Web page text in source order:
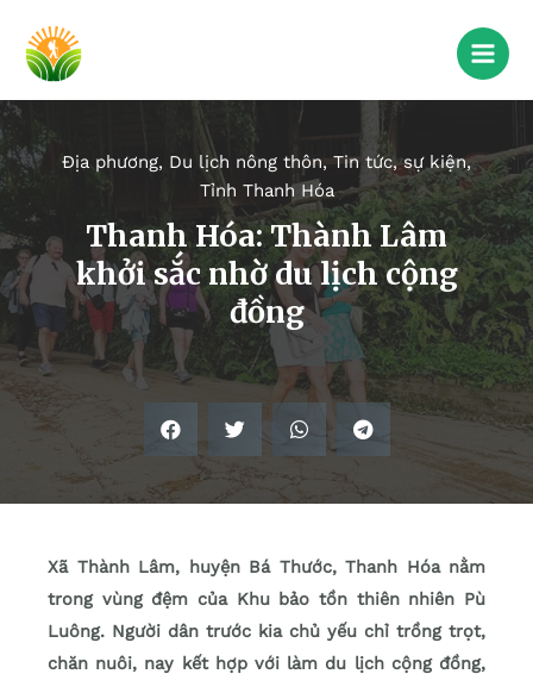
Địa phương, Du lịch nông thôn, Tin tức, sự kiện,
Tỉnh Thanh Hóa
Thanh Hóa: Thành Lâm
khởi sắc nhờ du lịch cộng
đồng
Xã Thành Lâm, huyện Bá Thước, Thanh Hóa nằm
trong vùng đệm của Khu bảo tồn thiên nhiên Pù
Luông. Người dân trước kia chủ yếu chỉ trồng trọt,
chăn nuôi, nay kết hợp với làm du lịch cộng đồng,